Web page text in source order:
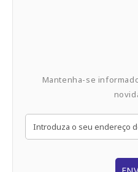
Mantenha-se